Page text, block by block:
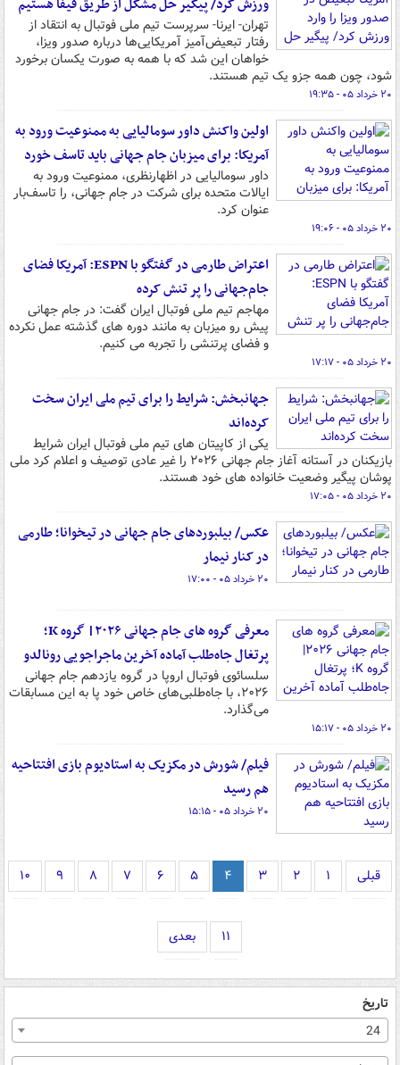
تهران- ایرنا- سرپرست تیم ملی فوتبال به انتقاد از
رفتار تبعیض‌آمیز آمریکایی‌ها درباره صدور ویزا،
خواهان این شد که با همه به صورت یکسان برخورد
شود، چون همه جزو یک تیم هستند.
۲۰ خرداد ۰۵ - ۱۹:۳۵
اولین واکنش داور سومالیایی به ممنوعیت ورود به
آمریکا: برای میزبان جام جهانی باید تاسف خورد
داور سومالیایی در اظهارنظری، ممنوعیت ورود به
ایالات متحده برای شرکت در جام جهانی، را تاسف‌بار
عنوان کرد.
۲۰ خرداد ۰۵ - ۱۹:۰۶
اعتراض طارمی در گفتگو با ESPN: آمریکا فضای
جام‌جهانی را پر تنش کرده
مهاجم تیم ملی فوتبال ایران گفت: در جام جهانی
پیش رو میزبان به مانند دوره های گذشته عمل نکرده
و فضای پرتنشی را تجربه می کنیم.
۲۰ خرداد ۰۵ - ۱۷:۱۷
جهانبخش: شرایط را برای تیم ملی ایران سخت
کرده‌اند
یکی از کاپیتان های تیم ملی فوتبال ایران شرایط
بازیکنان در آستانه آغاز جام جهانی ۲۰۲۶ را غیر عادی توصیف و اعلام کرد ملی
پوشان پیگیر وضعیت خانواده های خود هستند.
۲۰ خرداد ۰۵ - ۱۷:۰۵
عکس/ بیلبوردهای جام جهانی در تیخوانا؛ طارمی
در کنار نیمار
۲۰ خرداد ۰۵ - ۱۷:۰۰
معرفی گروه های جام جهانی ۲۰۲۶| گروه K؛
پرتغال جاه‌طلب آماده آخرین ماجراجویی رونالدو
سلسائوی فوتبال اروپا در گروه یازدهم جام جهانی
۲۰۲۶، با جاه‌طلبی‌های خاص خود پا به این مسابقات
می‌گذارد.
۲۰ خرداد ۰۵ - ۱۵:۱۷
فیلم/ شورش در مکزیک به استادیوم بازی افتتاحیه
هم رسید
۲۰ خرداد ۰۵ - ۱۵:۱۵
قبلی ۱ ۲ ۳ ۴ ۵ ۶ ۷ ۸ ۹ ۱۰
۱۱ بعدی
تاریخ
24